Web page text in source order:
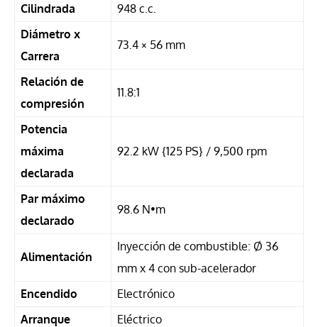
Cilindrada
948 c.c.
Diámetro x
Carrera
73.4 × 56 mm
Relación de
compresión
11.8:1
Potencia
máxima
declarada
92.2 kW {125 PS} / 9,500 rpm
Par máximo
declarado
98.6 N•m
Alimentación
Inyección de combustible: Ø 36
mm x 4 con sub-acelerador
Encendido
Electrónico
Arranque
Eléctrico